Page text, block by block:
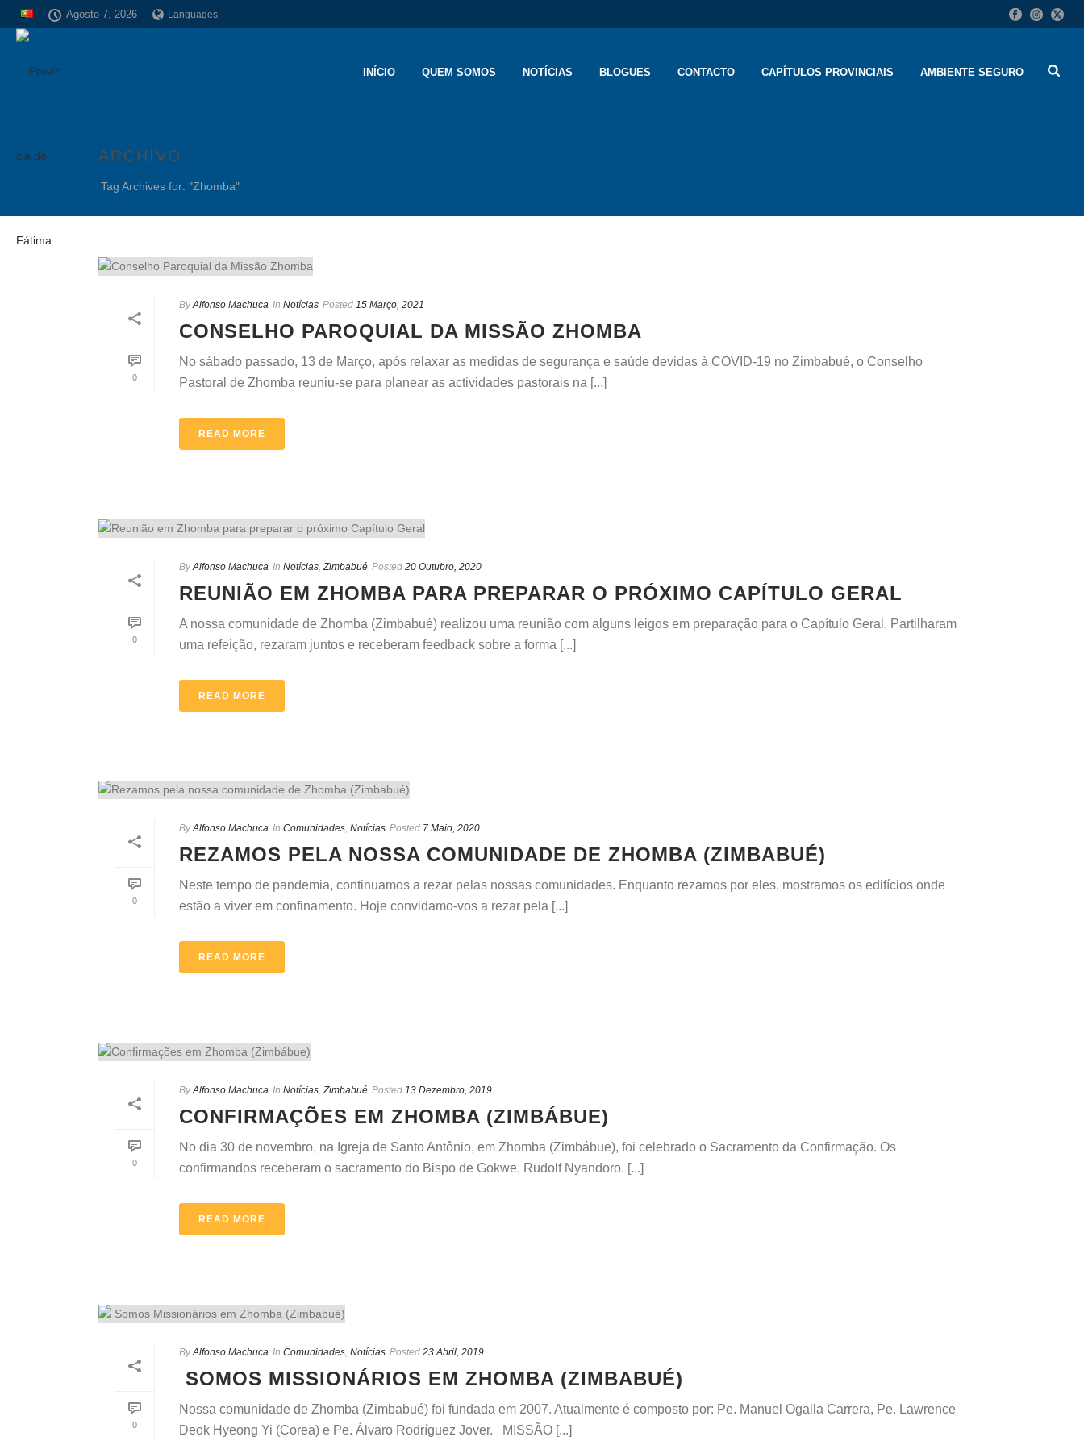
Agosto 7, 2026 Languages
INÍCIO QUEM SOMOS NOTÍCIAS BLOGUES CONTACTO CAPÍTULOS PROVINCIAIS AMBIENTE SEGURO
ARCHIVO
Tag Archives for: "Zhomba"
0
By Alfonso Machuca In Notícias Posted 15 Março, 2021
CONSELHO PAROQUIAL DA MISSÃO ZHOMBA
No sábado passado, 13 de Março, após relaxar as medidas de segurança e saúde devidas à COVID-19 no Zimbabué, o Conselho
Pastoral de Zhomba reuniu-se para planear as actividades pastorais na [...]
READ MORE
0
By Alfonso Machuca In Notícias Zimbabué Posted 20 Outubro, 2020
REUNIÃO EM ZHOMBA PARA PREPARAR O PRÓXIMO CAPÍTULO GERAL
A nossa comunidade de Zhomba (Zimbabué) realizou uma reunião com alguns leigos em preparação para o Capítulo Geral. Partilharam
uma refeição, rezaram juntos e receberam feedback sobre a forma [...]
READ MORE
0
By Alfonso Machuca In Comunidades, Notícias Posted 7 Maio, 2020
REZAMOS PELA NOSSA COMUNIDADE DE ZHOMBA (ZIMBABUÉ)
Neste tempo de pandemia, continuamos a rezar pelas nossas comunidades. Enquanto rezamos por eles, mostramos os edifícios onde
estão a viver em confinamento. Hoje convidamo-vos a rezar pela [...]
READ MORE
0
By Alfonso Machuca In Notícias,Zimbabué Posted 13 Dezembro, 2019
CONFIRMAÇÕES EM ZHOMBA (ZIMBÁBUE)
No dia 30 de novembro, na Igreja de Santo Antônio, em Zhomba (Zimbábue), foi celebrado o Sacramento da Confirmação. Os
confirmandos receberam o sacramento do Bispo de Gokwe, Rudolf Nyandoro. [...]
READ MORE
0
By Alfonso Machuca In Comunidades, Notícias Posted 23 Abril, 2019
SOMOS MISSIONÁRIOS EM ZHOMBA (ZIMBABUÉ)
Nossa comunidade de Zhomba (Zimbabué) foi fundada em 2007. Atualmente é composto por: Pe. Manuel Ogalla Carrera, Pe. Lawrence
Deok Hyeong Yi (Corea) e Pe. Álvaro Rodríguez Jover. MISSÃO [...]